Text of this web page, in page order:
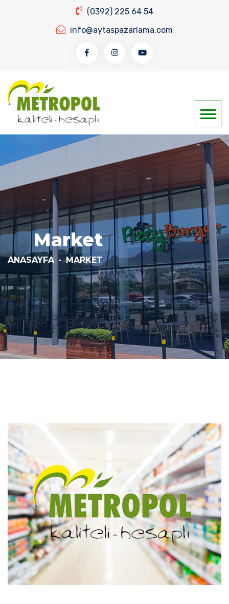
(0392) 225 64 54
info@aytaspazarlama.com
Market
ANASAYFA - MARKET